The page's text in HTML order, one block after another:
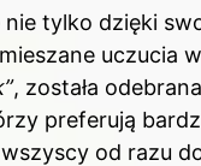
tylko dzięki
uczucia
, została
preferują
od razu